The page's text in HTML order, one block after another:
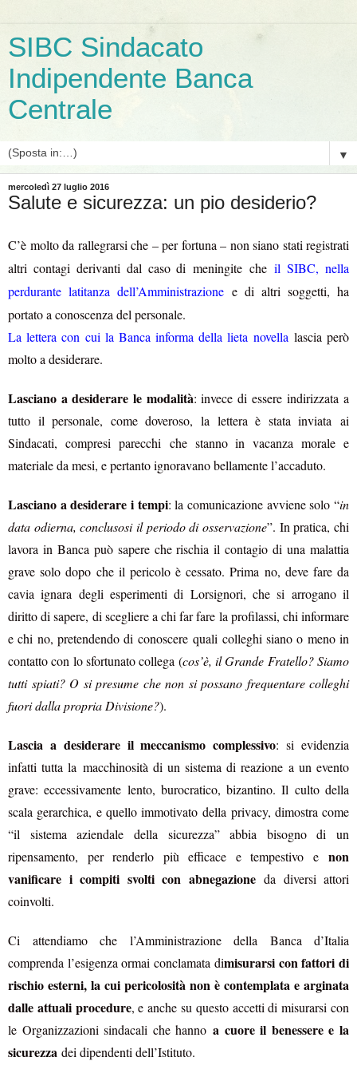
SIBC Sindacato
Indipendente Banca
Centrale
▼
mercoledì 27 luglio 2016
Salute e sicurezza: un pio desiderio?
C’è molto da rallegrarsi che – per fortuna – non siano stati registrati
altri contagi derivanti dal caso dimeningite cheil SIBC, nella
perdurante latitanza dell’Amministrazione e di altri soggetti, ha
portato a conoscenza del personale.
La lettera con cui la Banca informa della lieta novella lascia però
molto a desiderare.
Lasciano a desiderare le modalità: invece di essere indirizzata a
tutto il personale, come doveroso, la lettera è stata inviata ai
Sindacati, compresi parecchi che stanno in vacanza morale e
materiale da mesi, e pertanto ignoravano bellamente l’accaduto.
Lasciano a desiderare i tempi: la comunicazione avviene solo “in
data odierna, conclusosi il periodo di osservazione”. In pratica, chi
lavora in Banca può sapere che rischia il contagio di una malattia
grave solo dopo che il pericolo è cessato. Prima no, deve fare da
cavia ignara degli esperimenti di Lorsignori, che si arrogano il
diritto di sapere, di scegliere a chi far fare la profilassi, chi informare
e chi no, pretendendo di conoscere quali colleghi siano o meno in
contatto con lo sfortunato collega (cos’è, il Grande Fratello? Siamo
tutti spiati? O si presume che non si possano frequentare colleghi
fuori dalla propria Divisione?).
Lascia a desiderare il meccanismo complessivo: si evidenzia
infatti tutta la macchinosità di un sistema di reazione a un evento
grave: eccessivamente lento, burocratico, bizantino. Il culto della
scala gerarchica, e quello immotivato della privacy, dimostra come
“il sistema aziendale della sicurezza” abbia bisogno di un
ripensamento, per renderlo più efficace e tempestivo e non
vanificare i compiti svolti con abnegazioneda diversi attori
coinvolti.
Ci attendiamo che l’Amministrazione della Banca d’Italia
comprenda l’esigenza ormai conclamata dimisurarsi con fattori di
rischio esterni, la cui pericolosità non è contemplata e arginata
dalle attuali procedure, e anche su questo accetti di misurarsi con
le Organizzazioni sindacali che hanno a cuore il benessere e la
sicurezza dei dipendenti dell’Istituto.